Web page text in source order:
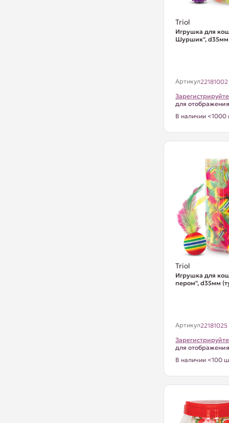
Triol
Игрушка для
Шуршик", d35мм
Артикул22181002
для
В наличии <1000
Triol
Игрушка для
пером", d35мм
Артикул22181025
для
В наличии <100